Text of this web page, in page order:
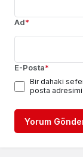
Ad*
E-Posta*
Bir dahaki
posta adresimi
Yorum